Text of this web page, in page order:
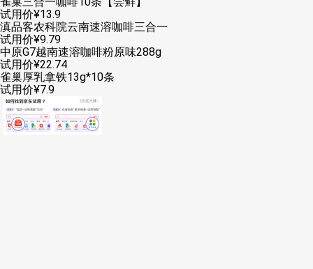
试用价¥13.9
滇品客农科院云南速溶咖啡三合一
试用价¥9.79
中原G7越南速溶咖啡粉原味288g
试用价¥22.74
雀巢厚乳拿铁13g*10条
试用价¥7.9